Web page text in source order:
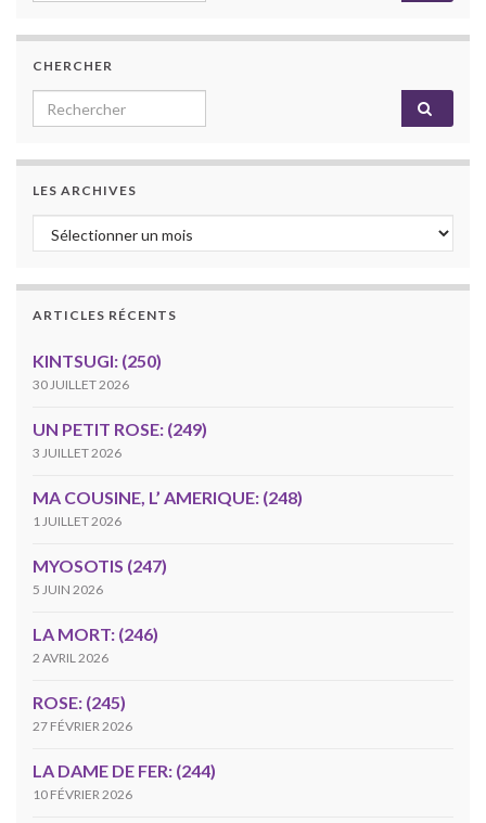
CHERCHER
Search for:
LES ARCHIVES
Les archives
ARTICLES RÉCENTS
KINTSUGI: (250)
30 JUILLET 2026
UN PETIT ROSE: (249)
3 JUILLET 2026
MA COUSINE, L’ AMERIQUE: (248)
1 JUILLET 2026
MYOSOTIS (247)
5 JUIN 2026
LA MORT: (246)
2 AVRIL 2026
ROSE: (245)
27 FÉVRIER 2026
LA DAME DE FER: (244)
10 FÉVRIER 2026